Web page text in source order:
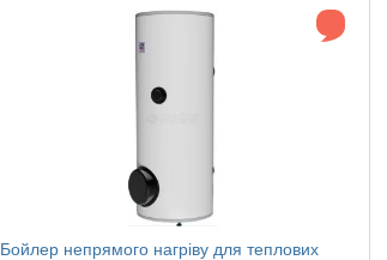
Бойлер непрямого нагріву для теплових